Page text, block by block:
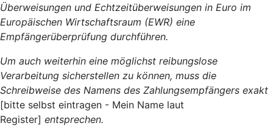
Überweisungen und Echtzeitüberweisungen in Euro im
Europäischen Wirtschaftsraum (EWR) eine
Empfängerüberprüfung durchführen.
Um auch weiterhin eine möglichst reibungslose
Verarbeitung sicherstellen zu können, muss die
Schreibweise des Namens des Zahlungsempfängers exakt
[bitte selbst eintragen - Mein Name laut
Register] entsprechen.